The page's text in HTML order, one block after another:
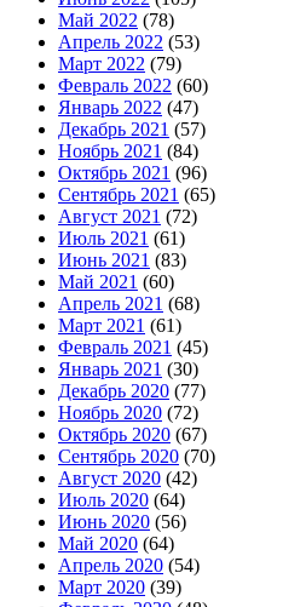
Май 2022 (78)
Апрель 2022 (53)
Март 2022 (79)
Февраль 2022 (60)
Январь 2022 (47)
Декабрь 2021 (57)
Ноябрь 2021 (84)
Октябрь 2021 (96)
Сентябрь 2021 (65)
Август 2021 (72)
Июль 2021 (61)
Июнь 2021 (83)
Май 2021 (60)
Апрель 2021 (68)
Март 2021 (61)
Февраль 2021 (45)
Январь 2021 (30)
Декабрь 2020 (77)
Ноябрь 2020 (72)
Октябрь 2020 (67)
Сентябрь 2020 (70)
Август 2020 (42)
Июль 2020 (64)
Июнь 2020 (56)
Май 2020 (64)
Апрель 2020 (54)
Март 2020 (39)